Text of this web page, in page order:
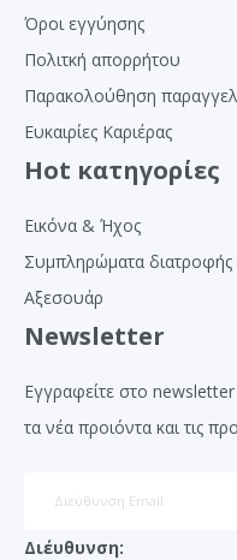
Όροι εγγύησης
Πολιτκή απορρήτου
Παρακολούθηση
Ευκαιρίες Καριέρας
Hot κατηγορίες
Εικόνα & Ήχος
Συμπληρώματα διατροφής
Αξεσουάρ
Newsletter
Εγγραφείτε στο
τα νέα προιόντα και τις
Διέυθυνση: